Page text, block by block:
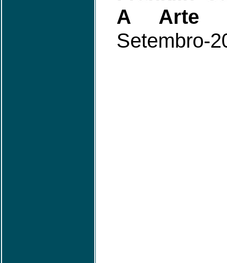
A Arte
Setembro-